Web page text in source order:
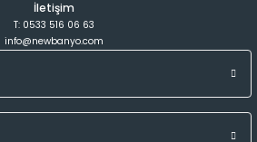
İletişim
T: 0533 516 06 63
info@newbanyo.com